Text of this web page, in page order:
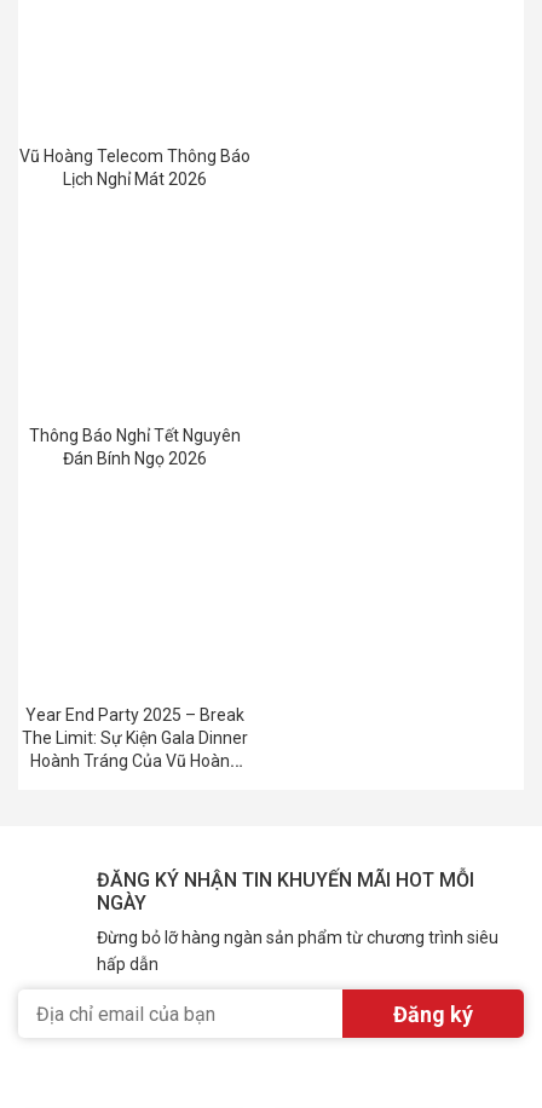
Vũ Hoàng Telecom Thông Báo
Lịch Nghỉ Mát 2026
Thông Báo Nghỉ Tết Nguyên
Đán Bính Ngọ 2026
Year End Party 2025 – Break
The Limit: Sự Kiện Gala Dinner
Hoành Tráng Của Vũ Hoàng
ĐĂNG KÝ NHẬN TIN KHUYẾN MÃI HOT MỖI
NGÀY
Đừng bỏ lỡ hàng ngàn sản phẩm từ chương trình siêu
hấp dẫn